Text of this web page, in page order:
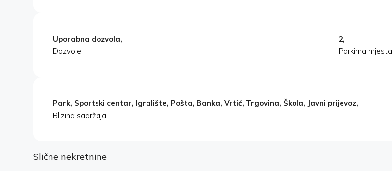
Uporabna dozvola,
Dozvole
2,
Parkirna mjesta
Park, Sportski centar, Igralište, Pošta, Banka, Vrtić, Trgovina, Škola, Javni prijevoz,
Blizina sadržaja
Slične nekretnine